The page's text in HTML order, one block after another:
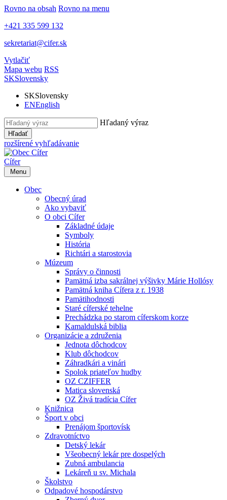
Rovno na obsah Rovno na menu
+421 335 599 132
sekretariat@cifer.sk
Vytlačiť
Mapa webu RSS
SKSlovensky
SKSlovensky
ENEnglish
Hľadaný výraz
Hľadať
rozšírené vyhľadávanie
Cífer
Menu
Obec
Obecný úrad
Ako vybaviť
O obci Cífer
Základné údaje
Symboly
História
Richtári a starostovia
Múzeum
Správy o činnosti
Pamätná izba sakrálnej výšivky Márie Hollósy
Pamätná kniha Cífera z r. 1938
Pamätihodnosti
Staré cíferské tehelne
Prechádzka po starom cíferskom korze
Kamaldulská biblia
Organizácie a združenia
Jednota dôchodcov
Klub dôchodcov
Záhradkári a vinári
Spolok priateľov hudby
OZ CZIFFER
Matica slovenská
OZ Živá tradícia Cífer
Knižnica
Šport v obci
Prenájom športovísk
Zdravotníctvo
Detský lekár
Všeobecný lekár pre dospelých
Zubná ambulancia
Lekáreň u sv. Michala
Školstvo
Odpadové hospodárstvo